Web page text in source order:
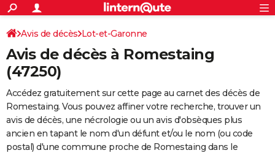
ACTUALITÉS
Politique
Société
Faits Divers
Education
Monde
Villes
+
SPORT
Coupe du monde 2026
Football
Tennis
Cyclisme
Rugby
Forum
FINANCE
Retraite
Impôts
Epargne
Immobilier
Risques naturels par ville
Banque
Assurance
Crédit
Essais
Réserver un essai
Citadines
Berlines
SUV
Forum auto
+
HIGH-TECH
Connexion
Avis de décès Lot-et-Garonne
Avis de décès à Romestaing
(47250)
Accédez gratuitement sur cette page au carnet des décès de
Romestaing. Vous pouvez affiner votre recherche, trouver un
avis de décès, une nécrologie ou un avis d'obsèques plus
ancien en tapant le nom d'un défunt et/ou le nom (ou code
postal) d'une commune proche de Romestaing dans le